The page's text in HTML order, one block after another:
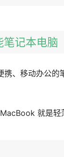
笔记本电脑
、移动办公的
就是轻